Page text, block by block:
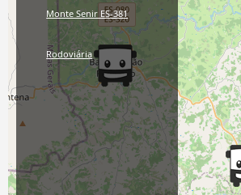
Monte Senir ES-381
Rodoviária